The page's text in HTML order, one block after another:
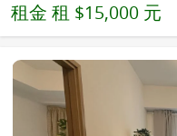
租金 租 $15,000 元